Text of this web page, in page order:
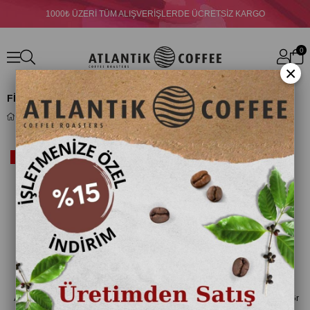
1000₺ ÜZERİ TÜM ALIŞVERİŞLERDE ÜCRETSİZ KARGO
0
FİLTRE KAHVE
FİLTRE KAHVE
İndirim
%12İndirim
Atlantik Filtre Kahve Blend 100O
%19
%19İndirim
Ücretsiz
Kargo
Atlantik Filtre Kahve Plus 1000 Gr
×